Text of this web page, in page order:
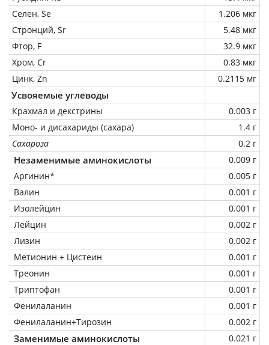
Селен, Se
1.206 мкг
Стронций, Sr
5.48 мкг
Фтор, F
32.9 мкг
Хром, Cr
0.83 мкг
Цинк, Zn
0.2115 мг
Усвояемые углеводы
Крахмал и декстрины
0.003 г
Моно- и дисахариды (сахара)
1.4 г
Сахароза
0.2 г
Незаменимые аминокислоты
0.009 г
Аргинин*
0.005 г
Валин
0.001 г
Изолейцин
0.001 г
Лейцин
0.002 г
Лизин
0.002 г
Метионин + Цистеин
0.001 г
Треонин
0.001 г
Триптофан
0.001 г
Фенилаланин
0.001 г
Фенилаланин+Тирозин
0.002 г
Заменимые аминокислоты
0.021 г